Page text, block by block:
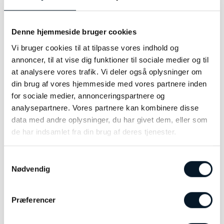
Denne hjemmeside bruger cookies
Vi bruger cookies til at tilpasse vores indhold og
annoncer, til at vise dig funktioner til sociale medier og til
at analysere vores trafik. Vi deler også oplysninger om
din brug af vores hjemmeside med vores partnere inden
for sociale medier, annonceringspartnere og
analysepartnere. Vores partnere kan kombinere disse
data med andre oplysninger, du har givet dem, eller som
de har indsamlet fra din brug af deres tjenester.
Nødvendig
Præferencer
mekaniske ure i sin prisklasse.
Robust konstruktion
SPB513J1 er bygget til aktiv brug med:
Rustfri stålkasse med “super hard coating”
Buet safirglas med antirefleks
LumiBrite på visere og markører
Vandtæthed op til 200 meter
Kombinationen gør uret til et solidt valg som
Nøglespecifikationer